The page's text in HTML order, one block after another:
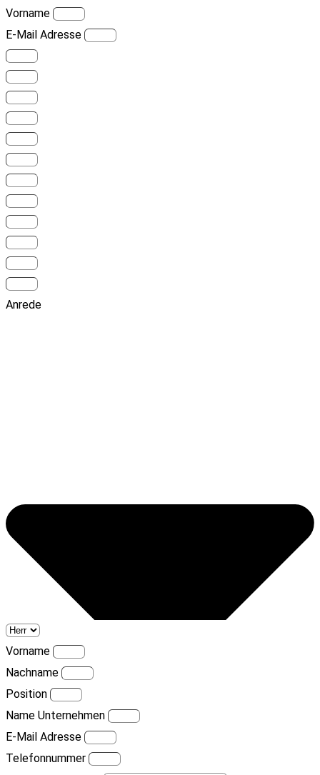
Vorname
E-Mail Adresse
Anrede
Vorname
Nachname
Position
Name Unternehmen
E-Mail Adresse
Telefonnummer